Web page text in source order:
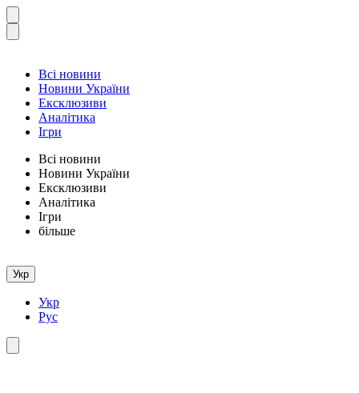
Всі новини
Новини України
Ексклюзиви
Аналітика
Ігри
Всі новини
Новини України
Ексклюзиви
Аналітика
Ігри
більше
Укр
Укр
Рус